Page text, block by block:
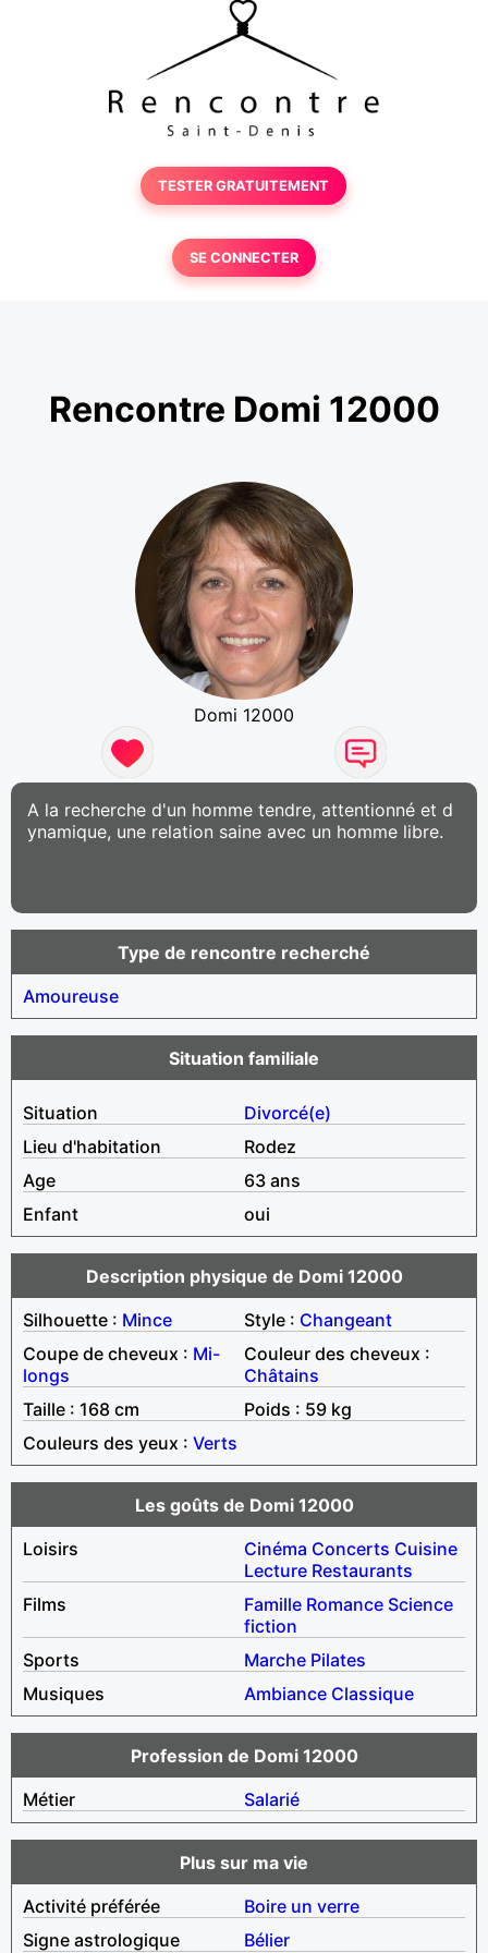
TESTER GRATUITEMENT
SE CONNECTER
Rencontre Domi 12000
Domi 12000
A la recherche d'un homme tendre, attentionné et d
ynamique, une relation saine avec un homme libre.
Type de rencontre recherché
Amoureuse
Situation familiale
Situation
Divorcé(e)
Lieu d'habitation
Rodez
Age
63 ans
Enfant
oui
Description physique de Domi 12000
Silhouette : Mince Style : Changeant
Coupe de cheveux : Mi-
longs
Couleur des cheveux :
Châtains
Taille : 168 cm
Poids : 59 kg
Couleurs des yeux : Verts
Les goûts de Domi 12000
Loisirs
Cinéma Concerts Cuisine
Lecture Restaurants
Films
Famille Romance Science
fiction
Sports
Marche Pilates
Musiques
Ambiance Classique
Profession de Domi 12000
Métier
Salarié
Plus sur ma vie
Activité préférée
Boire un verre
Signe astrologique
Bélier